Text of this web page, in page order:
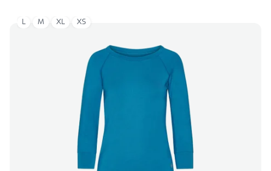
L M XL XS